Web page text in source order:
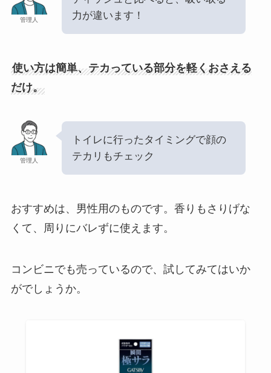
管理人
力が違います！
使い方は簡単、テカっている部分を軽くおさえる
だけ。
管理人
トイレに行ったタイミングで顔の
テカリもチェック
おすすめは、男性用のものです。香りもさりげな
くて、周りにバレずに使えます。
コンビニでも売っているので、試してみてはいか
がでしょうか。